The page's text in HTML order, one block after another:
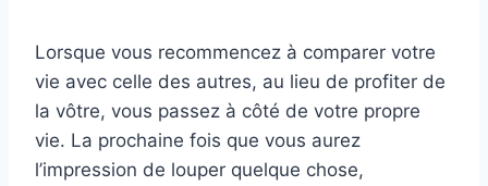
Lorsque vous recommencez à comparer votre
vie avec celle des autres, au lieu de profiter de
la vôtre, vous passez à côté de votre propre
vie. La prochaine fois que vous aurez
l’impression de louper quelque chose,